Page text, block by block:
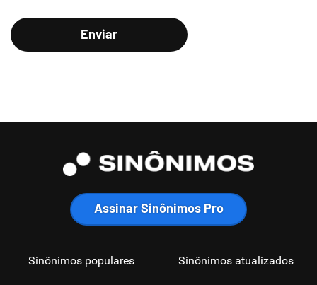
Enviar
Sinônimos populares Sinônimos atualizados
Assinar Sinônimos Pro